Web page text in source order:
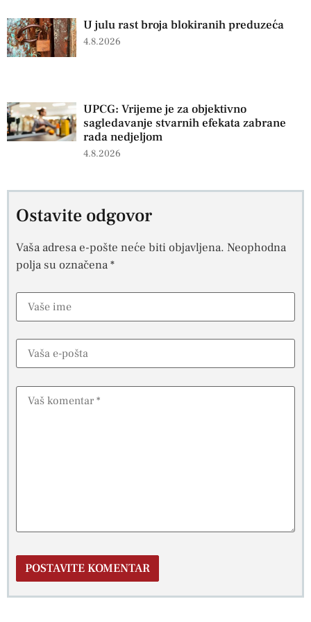
U julu rast broja blokiranih preduzeća
4.8.2026
UPCG: Vrijeme je za objektivno
sagledavanje stvarnih efekata zabrane
rada nedjeljom
4.8.2026
Ostavite odgovor
Vaša adresa e-pošte neće biti objavljena. Neophodna
polja su označena*